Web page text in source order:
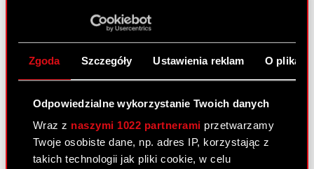
Zgoda Szczegóły Ustawienia reklam O
Odpowiedzialne wykorzystanie Twoich danych
Wraz z naszymi 1022 partnerami przetwarzamy
Twoje osobiste dane, np. adres IP, korzystając z
takich technologii jak pliki cookie, w celu
Raport bieżący nr 3/2017
26 kwietnia 2017
sprawie podziału zysku netto wypracowanego w
roku 2016. Podstawa prawna: Art. 56 ust. 1 pkt 2
Ustawy o ofercie – informacje bieżące i okresowe
Zarząd CD PROJEKT S.A. z siedzibą…Czytaj dalej